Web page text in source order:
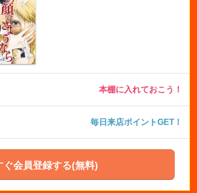
本棚に入れておこう！
毎日来店ポイントGET！
ぐ会員登録する(無料)